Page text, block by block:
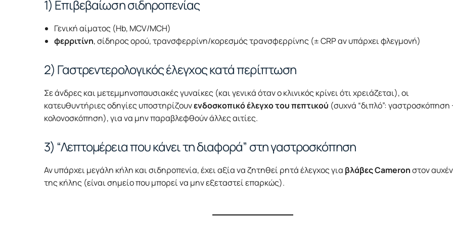
1) Επιβεβαίωση σιδηροπενίας
Γενική αίματος (Hb, MCV/MCH)
φερριτίνη, σίδηρος ορού, τρανσφερρίνη/κορεσμός τρανσφερρίνης (± CRP αν υπάρχει φλεγμονή)
2) Γαστρεντερολογικός έλεγχος κατά περίπτωση
Σε άνδρες και μετεμμηνοπαυσιακές γυναίκες (και γενικά όταν ο κλινικός κρίνει ότι χρειάζεται), οι
κατευθυντήριες οδηγίες υποστηρίζουνενδοσκοπικό έλεγχο του πεπτικού (συχνά “διπλό”: γαστροσκόπηση
κολονοσκόπηση), για να μην παραβλεφθούν άλλες αιτίες.
3) “Λεπτομέρεια που κάνει τη διαφορά” στη γαστροσκόπηση
Αν υπάρχει μεγάλη κήλη και σιδηροπενία, έχει αξία να ζητηθεί ρητά έλεγχος για βλάβες Cameronστον
της κήλης (είναι σημείο που μπορεί να μην εξεταστεί επαρκώς).